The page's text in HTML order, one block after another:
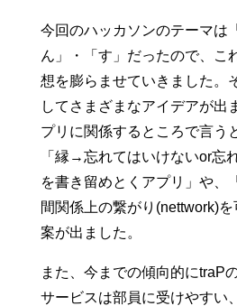
今回のハッカソンのテーマは
ん」・「す」だったので、こ
想を膨らませていきました。
してさまざまなアイデアが出
プリに関係するところで言う
「縁→忘れてはいけないor忘
を書き留めとくアプリ」や、
間関係上の繋がり(nettwork)
案が出ました。
また、今までの傾向的にtraP
サービスは部員に受けやすい